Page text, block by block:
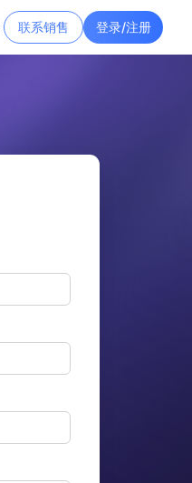
联系销售 登录/注册